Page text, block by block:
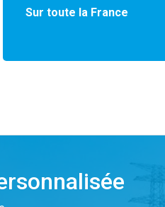
Sur toute la France